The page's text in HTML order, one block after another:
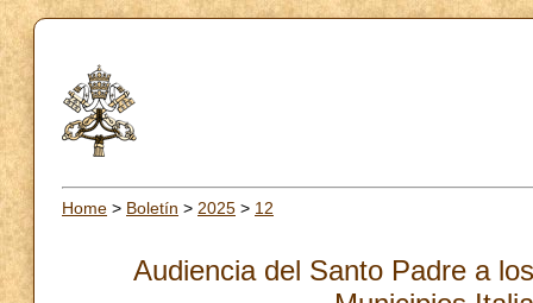
Home > Boletín > 2025 > 12
Audiencia del Santo Padre a